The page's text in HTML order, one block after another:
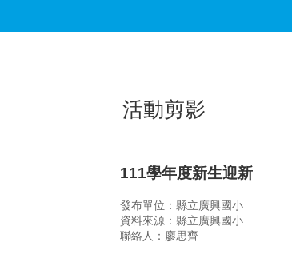
活動剪影
111學年度新生迎新
發布單位：縣立廣興國小
資料來源：縣立廣興國小
聯絡人：廖思齊